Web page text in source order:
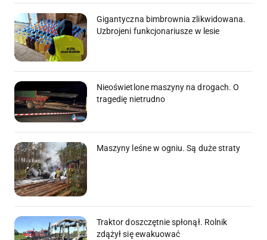
Gigantyczna bimbrownia zlikwidowana.
Uzbrojeni funkcjonariusze w lesie
Nieoświetlone maszyny na drogach. O
tragedię nietrudno
Maszyny leśne w ogniu. Są duże straty
Traktor doszczętnie spłonął. Rolnik
zdążył się ewakuować